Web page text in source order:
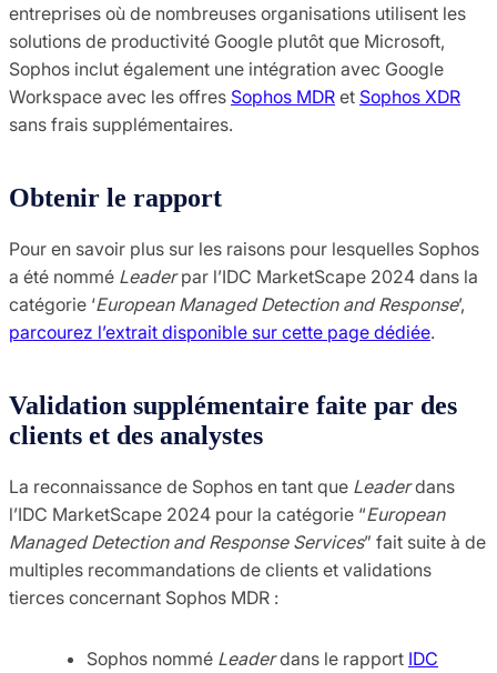
entreprises où de nombreuses organisations utilisent les
solutions de productivité Google plutôt que Microsoft,
Sophos inclut également une intégration avec Google
Workspace avec les offres Sophos MDR et Sophos XDR
sans frais supplémentaires.
Obtenir le rapport
Pour en savoir plus sur les raisons pour lesquelles Sophos
a été nommé Leaderpar l’IDC MarketScape 2024 dans la
catégorie ‘European Managed Detection and Response’,
parcourez l’extrait disponible sur cette page dédiée.
Validation supplémentaire faite par des
clients et des analystes
La reconnaissance de Sophos en tant que Leaderdans
l’IDC MarketScape 2024 pour la catégorie “European
Managed Detection and Response Services” fait suite à de
multiples recommandations de clients et validations
tierces concernant Sophos MDR : ​
Sophos nommé Leaderdans le rapport IDC